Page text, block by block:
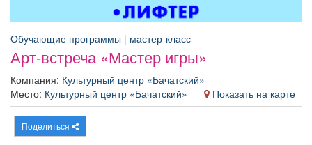
Афиша Обучение
Товары
Обучающие программы | мастер-класс
Арт-встреча «Мастер игры»
Компания: Культурный центр «Бачатский»
Место: Культурный центр «Бачатский» Показать на карте
Поделиться